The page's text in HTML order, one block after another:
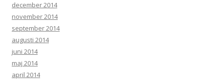
december 2014
november 2014
september 2014
augusti 2014
juni 2014
maj 2014
april 2014